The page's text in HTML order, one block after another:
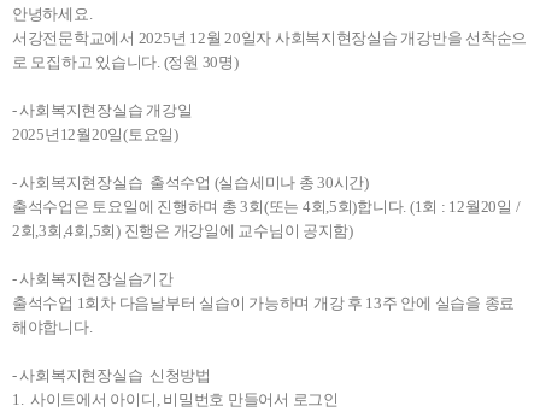
안녕하세요.
서강전문학교에서 2025년 12월 20일자 사회복지현장실습 개강반을 선착순으
로 모집하고 있습니다. (정원 30명)
- 사회복지현장실습 개강일
2025년12월20일(토요일)
- 사회복지현장실습 출석수업 (실습세미나 총 30시간)
출석수업은 토요일에 진행하며 총 3회(또는 4회,5회)합니다. (1회 : 12월20일 /
2회,3회,4회,5회) 진행은 개강일에 교수님이 공지함)
- 사회복지현장실습기간
출석수업 1회차 다음날부터 실습이 가능하며 개강 후 13주 안에 실습을 종료
해야합니다.
- 사회복지현장실습 신청방법
1. 사이트에서 아이디, 비밀번호 만들어서 로그인